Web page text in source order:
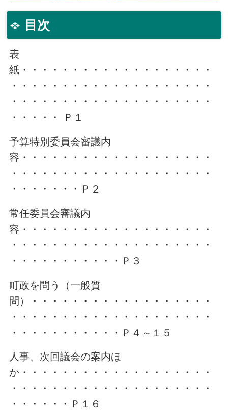
目次
表
紙・・・・・・・・・・・・・・・・・・・
・・・・・・・・・・・・・・・・・・・・
・・・・・・・・・・・・・・・・・・・・
・・・・・ Ｐ１
予算特別委員会審議内
容・・・・・・・・・・・・・・・・・・・
・・・・・・・・・・・・・・・・・・・・
・・・・・・・Ｐ２
常任委員会審議内
容・・・・・・・・・・・・・・・・・・・
・・・・・・・・・・・・・・・・・・・・
・・・・・・・・・・・Ｐ３
町政を問う（一般質
問）・・・・・・・・・・・・・・・・・・
・・・・・・・・・・・・・・・・・・・・
・・・・・・・・・・・Ｐ４～１５
人事、次回議会の案内ほ
か・・・・・・・・・・・・・・・・・・・
・・・・・・・・・・・・・・・・・・・・
・・・・・・Ｐ１６